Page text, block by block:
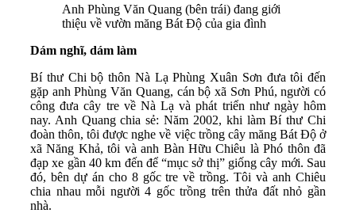
Anh Phùng Văn Quang (bên trái) đang giới
thiệu về vườn măng Bát Độ của gia đình
Dám nghĩ, dám làm
Bí thư Chi bộ thôn Nà Lạ Phùng Xuân Sơn đưa tôi đến
gặp anh Phùng Văn Quang, cán bộ xã Sơn Phú, người có
công đưa cây tre về Nà Lạ và phát triển như ngày hôm
nay. Anh Quang chia sẻ: Năm 2002, khi làm Bí thư Chi
đoàn thôn, tôi được nghe về việc trồng cây măng Bát Độ ở
xã Năng Khả, tôi và anh Bàn Hữu Chiêu là Phó thôn đã
đạp xe gần 40 km đến để “mục sở thị” giống cây mới. Sau
đó, bên dự án cho 8 gốc tre về trồng. Tôi và anh Chiêu
chia nhau mỗi người 4 gốc trồng trên thửa đất nhỏ gần
nhà.